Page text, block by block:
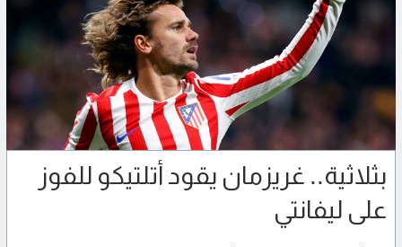
بثلاثية.. غريزمان يقود أتلتيكو للفوز
على ليفانتي